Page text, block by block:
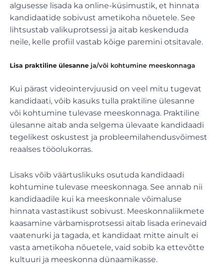
algusesse lisada ka online-küsimustik, et hinnata
kandidaatide sobivust ametikoha nõuetele. See
lihtsustab valikuprotsessi ja aitab keskenduda
neile, kelle profiil vastab kõige paremini otsitavale.
Lisa praktiline ülesanne ja/või kohtumine meeskonnaga
Kui pärast videointervjuusid on veel mitu tugevat
kandidaati, võib kasuks tulla praktiline ülesanne
või kohtumine tulevase meeskonnaga. Praktiline
ülesanne aitab anda selgema ülevaate kandidaadi
tegelikest oskustest ja probleemilahendusvõimest
reaalses tööolukorras.
Lisaks võib väärtuslikuks osutuda kandidaadi
kohtumine tulevase meeskonnaga. See annab nii
kandidaadile kui ka meeskonnale võimaluse
hinnata vastastikust sobivust. Meeskonnaliikmete
kaasamine värbamisprotsessi aitab lisada erinevaid
vaatenurki ja tagada, et kandidaat mitte ainult ei
vasta ametikoha nõuetele, vaid sobib ka ettevõtte
kultuuri ja meeskonna dünaamikasse.